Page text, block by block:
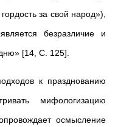
за свой народ»),
безразличие и
[14, С. 125].
к празднованию
мифологизацию
осмысление